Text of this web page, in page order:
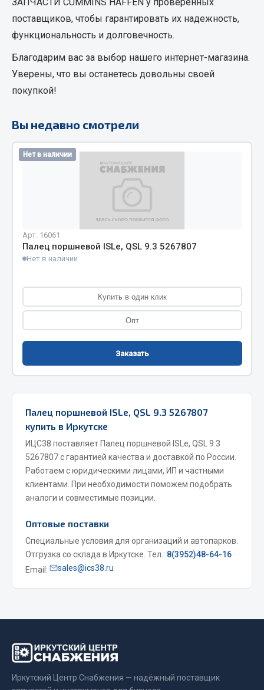
Технические жидкости
Весь раздел
МЕТИЗЫ
Пресс-масленки
Показать ещё
Весь раздел
Соединительные элементы
Адаптеры и переходники
Трубки, муфты, гайки
Штуцеры
Весь раздел
Инструмент
Измерительный инструмент
Крепежный инструмент
Режущий инструмент
Силовое оборудование
Слесарный инструмент
Весь раздел
поставщиков, чтобы гарантировать их надежность,
функциональность и долговечность.
Благодарим вас за выбор нашего интернет-магазина.
Уверены, что вы останетесь довольны своей
покупкой!
Вы недавно смотрели
Нет в наличии
Арт. 16061
Палец поршневой ISLe, QSL 9.3 5267807
Нет в наличии
Купить в один клик
Опт
Заказать
Палец поршневой ISLe, QSL 9.3 5267807
купить в Иркутске
ИЦС38 поставляет Палец поршневой ISLe, QSL 9.3
5267807 с гарантией качества и доставкой по России.
Работаем с юридическими лицами, ИП и частными
клиентами. При необходимости поможем подобрать
аналоги и совместимые позиции.
Оптовые поставки
Специальные условия для организаций и автопарков.
Отгрузка со склада в Иркутске. Тел.: 8(3952)48-64-16 ·
Email:
sales@ics38.ru
Иркутский Центр Снабжения — надёжный поставщик